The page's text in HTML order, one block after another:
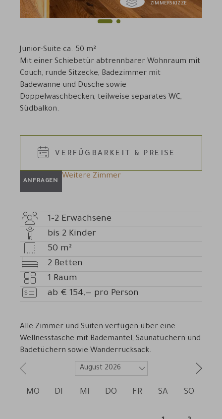
ZIMMERSKIZZE
Junior-Suite ca. 50 m²
Mit einer Schiebetür abtrennbarer Wohnraum mit
Couch, runde Sitzecke, Badezimmer mit
Badewanne und Dusche sowie
Doppelwaschbecken, teilweise separates WC,
Südbalkon.
ANFRAGEN
VERFÜGBARKEIT & PREISE
Weitere Zimmer
Anzahl
Erwachsene
1-2 Erwachsene
Anzahl
Kinder
bis 2 Kinder
Zimmergröße
50 m²
Betten
2 Betten
Anzahl
Zimmer
1 Raum
Preis
ab € 154,— pro Person
Alle Zimmer und Suiten verfügen über eine
Wellnesstasche mit Bademantel, Saunatüchern und
Badetüchern sowie Wanderrucksack.